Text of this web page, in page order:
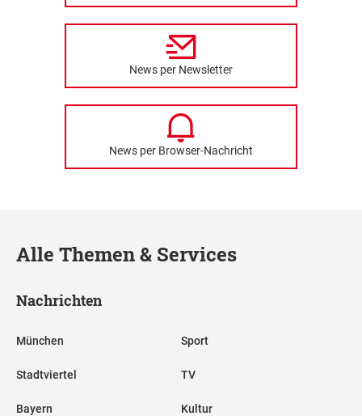
News per Newsletter
News per Browser-Nachricht
Alle Themen & Services
Nachrichten
München
Stadtviertel
Bayern
Sport
TV
Kultur